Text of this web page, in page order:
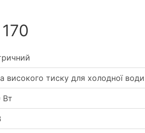
високого тиску для холодної води
Вт